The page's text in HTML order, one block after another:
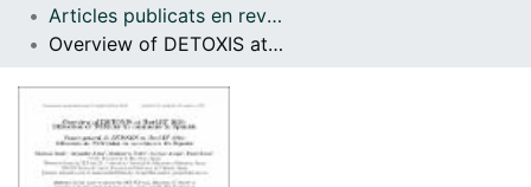
Com publicar
Articles publicats en revistes (Filologia Catalana i Lingüística General)
Overview of DETOXIS at IberLEF 2021: DEtection of TOXicity in comments In Spanish